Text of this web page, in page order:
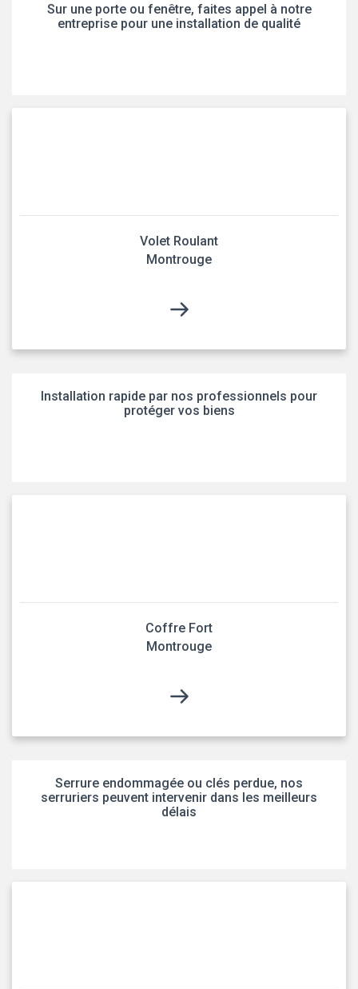
Sur une porte ou fenêtre, faites appel à notre
entreprise pour une installation de qualité
Volet Roulant
Montrouge
Installation rapide par nos professionnels pour
protéger vos biens
Coffre Fort
Montrouge
Serrure endommagée ou clés perdue, nos
serruriers peuvent intervenir dans les meilleurs
délais